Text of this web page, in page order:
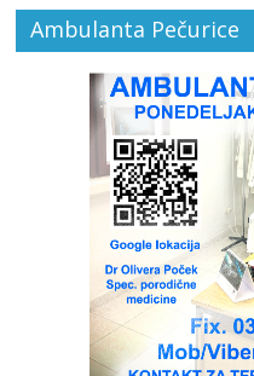
Ambulanta Pečurice